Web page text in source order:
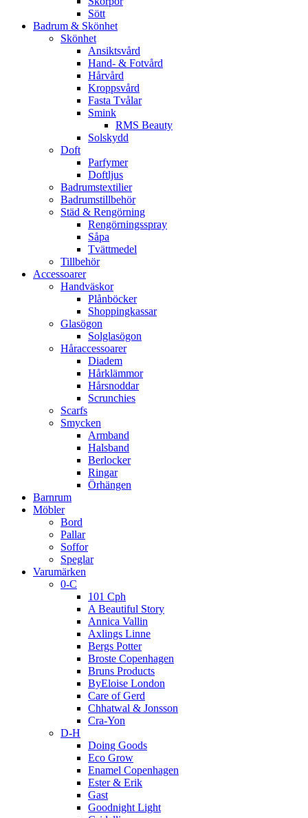
Sött
Badrum & Skönhet
Skönhet
Ansiktsvård
Hand- & Fotvård
Hårvård
Kroppsvård
Fasta Tvålar
Smink
RMS Beauty
Solskydd
Doft
Parfymer
Doftljus
Badrumstextilier
Badrumstillbehör
Städ & Rengörning
Rengörningsspray
Såpa
Tvättmedel
Tillbehör
Accessoarer
Handväskor
Plånböcker
Shoppingkassar
Glasögon
Solglasögon
Håraccessoarer
Diadem
Hårklämmor
Hårsnoddar
Scrunchies
Scarfs
Smycken
Armband
Halsband
Berlocker
Ringar
Örhängen
Barnrum
Möbler
Bord
Pallar
Soffor
Speglar
Varumärken
0-C
101 Cph
A Beautiful Story
Annica Vallin
Axlings Linne
Bergs Potter
Broste Copenhagen
Bruns Products
ByEloise London
Care of Gerd
Chhatwal & Jonsson
Cra-Yon
D-H
Doing Goods
Eco Grow
Enamel Copenhagen
Ester & Erik
Gast
Goodnight Light